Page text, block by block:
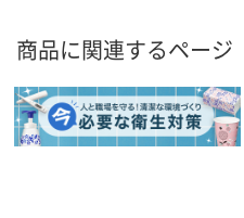
商品に関連するページ